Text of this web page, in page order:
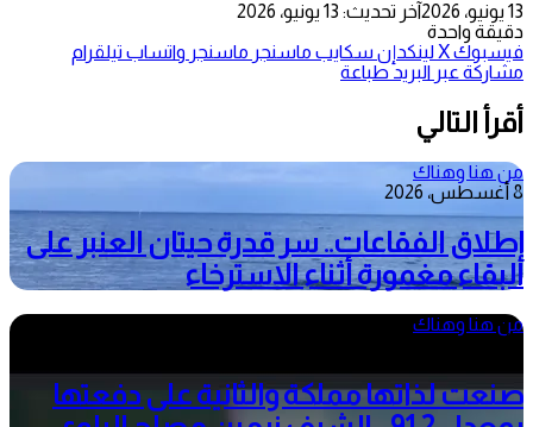
13 يونيو، 2026
آخر تحديث: 13 يونيو، 2026
دقيقة واحدة
فيسبوك‫Xلينكدإن سكايب ماسنجر ماسنجر واتساب تيلقرام
مشاركة عبر البريد طباعة
أقرأ التالي
من هنا وهناك
8 أغسطس، 2026
إطلاق الفقاعات.. سر قدرة حيتان العنبر على
البقاء مغمورة أثناء الاسترخاء
من هنا وهناك
صنعت لذاتها مملكة والثانية على دفعتها